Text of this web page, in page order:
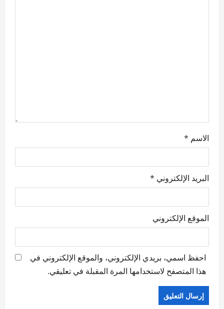
الاسم *
البريد الإلكتروني *
الموقع الإلكتروني
احفظ اسمي، بريدي الإلكتروني، والموقع الإلكتروني في
هذا المتصفح لاستخدامها المرة المقبلة في تعليقي.